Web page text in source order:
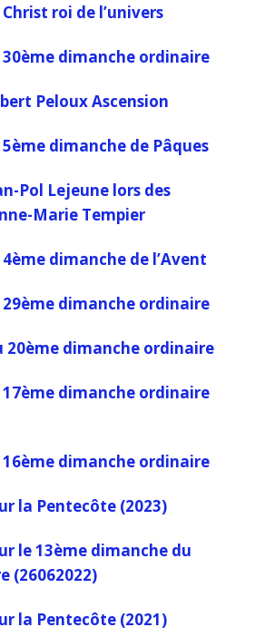
roi de l’univers
dimanche ordinaire
Peloux Ascension
dimanche de Pâques
Pol Lejeune lors des
Marie Tempier
dimanche de l’Avent
dimanche ordinaire
dimanche ordinaire
dimanche ordinaire
dimanche ordinaire
la Pentecôte (2023)
le 13ème dimanche du
(26062022)
la Pentecôte (2021)